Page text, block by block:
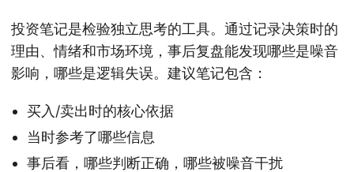
投资笔记是检验独立思考的工具。通过记录决策时的
理由、情绪和市场环境，事后复盘能发现哪些是噪音
影响，哪些是逻辑失误。建议笔记包含：
买入/卖出时的核心依据
当时参考了哪些信息
事后看，哪些判断正确，哪些被噪音干扰